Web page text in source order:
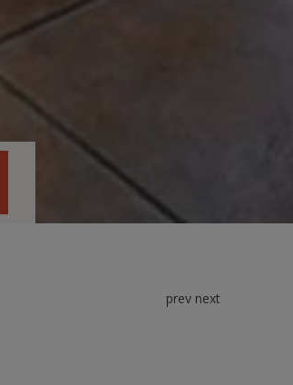
prev next